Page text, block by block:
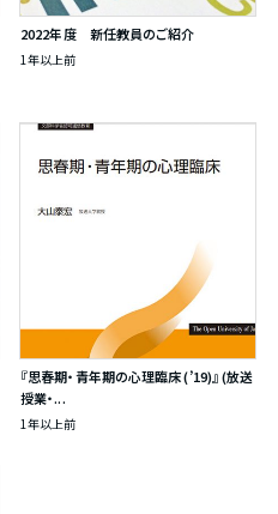
2022年度 新任教員のご紹介
1年以上前
『思春期・青年期の心理臨床 (’19)』 (放送
授業・...
1年以上前